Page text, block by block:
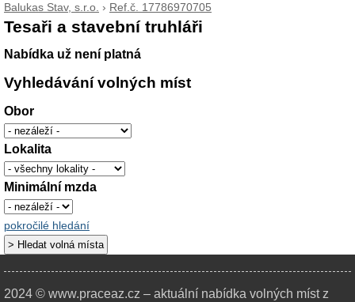
Balukas Stav, s.r.o. › Ref.č. 17786970705
Tesaři a stavební truhláři
Nabídka už není platná
Vyhledávání volných míst
Obor
Lokalita
Minimální mzda
pokročilé hledání
2024 © www.praceaz.cz – aktuální nabídka volných míst z